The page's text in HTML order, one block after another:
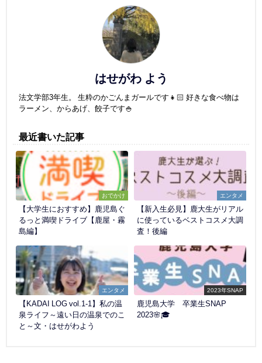
はせがわ よう
法文学部3年生。 生粋のかごんまガールです👧🏻 好きな食べ物は
ラーメン、からあげ、餃子です🍚
最近書いた記事
おでかけ
【大学生におすすめ】鹿児島ぐ
るっと満喫ドライブ【鹿屋・霧
島編】
エンタメ
【新入生必見】鹿大生がリアル
に使っているベストコスメ大調
査！後編
エンタメ
【KADAI LOG vol.1-1】私の温
泉ライフ～遠い日の温泉でのこ
と～文・はせがわよう
2023年SNAP
鹿児島大学 卒業生SNAP
2023🌸🎓